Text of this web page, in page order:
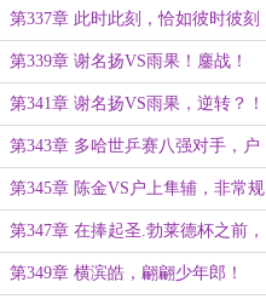
第337章 此时此刻，恰如彼时彼刻
第339章 谢名扬VS雨果！鏖战！
第341章 谢名扬VS雨果，逆转？！
第343章 多哈世乒赛八强对手，户
上有黑马之姿？
第345章 陈金VS户上隼辅，非常规
的暂停！
第347章 在捧起圣.勃莱德杯之前，
没人能赢我！
第349章 横滨皓，翩翩少年郎！